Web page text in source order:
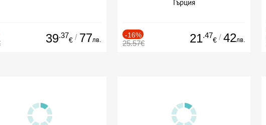
39.37
€ / 77лв.
Гърция
-16%
25.57€ 21.47
€ / 42лв.